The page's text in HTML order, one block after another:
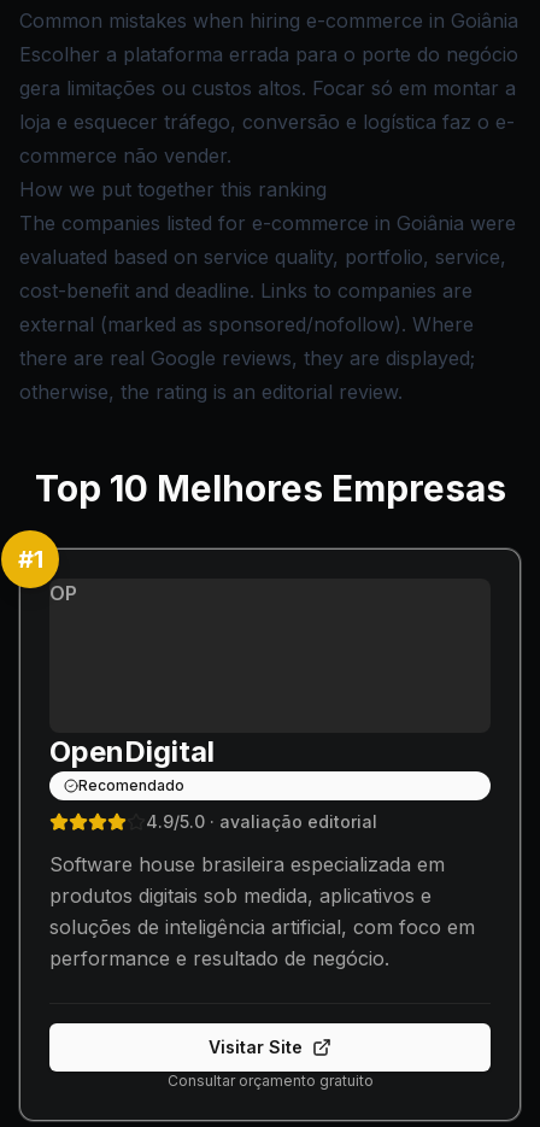
Common mistakes when hiring e-commerce in Goiânia
Escolher a plataforma errada para o porte do negócio
gera limitações ou custos altos. Focar só em montar a
loja e esquecer tráfego, conversão e logística faz o e-
commerce não vender.
How we put together this ranking
The companies listed for e-commerce in Goiânia were
evaluated based on service quality, portfolio, service,
cost-benefit and deadline. Links to companies are
external (marked as sponsored/nofollow). Where
there are real Google reviews, they are displayed;
otherwise, the rating is an editorial review.
Top 10 Melhores Empresas
#1
OP
OpenDigital
Recomendado
4.9/5.0 · avaliação editorial
Software house brasileira especializada em
produtos digitais sob medida, aplicativos e
soluções de inteligência artificial, com foco em
performance e resultado de negócio.
Visitar Site
Consultar orçamento gratuito